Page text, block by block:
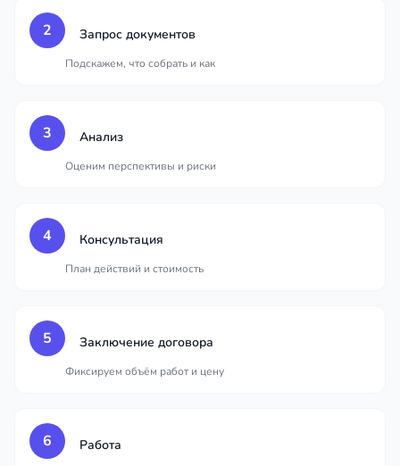
2 Запрос документов
Подскажем, что собрать и как
3 Анализ
Оценим перспективы и риски
4 Консультация
План действий и стоимость
5 Заключение договора
Фиксируем объём работ и цену
6 Работа